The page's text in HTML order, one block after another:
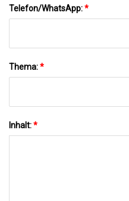
Telefon/WhatsApp:*
Thema:*
Inhalt:*